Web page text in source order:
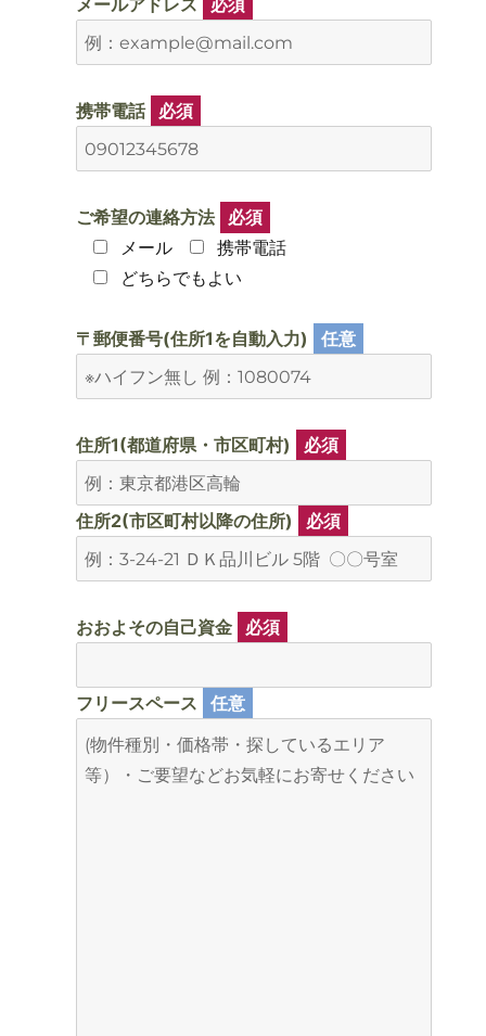
携帯電話 必須
ご希望の連絡方法
必須
メール
携帯電話
どちらでもよい
〒郵便番号(住所1を自動入力) 任意
住所1(都道府県・市区町村) 必須
住所2(市区町村以降の住所) 必須
おおよその自己資金 必須
フリースペース 任意